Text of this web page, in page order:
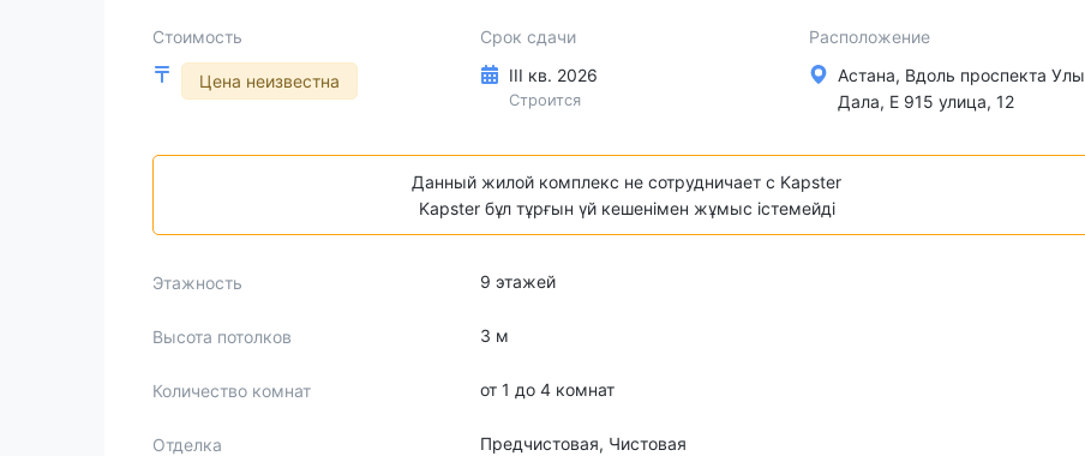
Стоимость
Цена неизвестна
Срок сдачи
III кв. 2026
Строится
Расположение
Астана, Вдоль проспекта Улы
Дала, Е 915 улица, 12
Данный жилой комплекс не сотрудничает с Kapster
Kapster бұл тұрғын үй кешенімен жұмыс істемейді
Этажность 9 этажей
Высота потолков 3 м
Количество комнат от 1 до 4 комнат
Отделка Предчистовая, Чистовая